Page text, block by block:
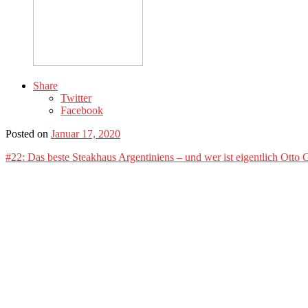
Share
Twitter
Facebook
Posted on Januar 17, 2020
#22: Das beste Steakhaus Argentiniens – und wer ist eigentlich Otto